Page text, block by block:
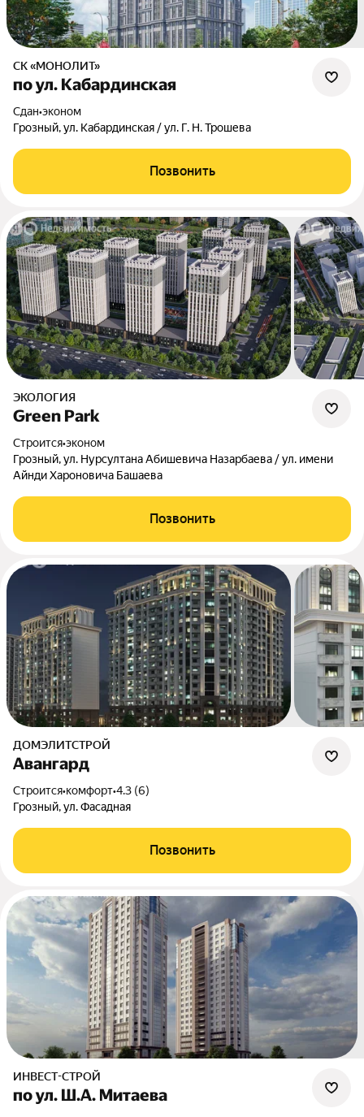
СК «МОНОЛИТ»
по ул. Кабардинская
Сдан•эконом
Грозный, ул. Кабардинская / ул. Г. Н. Трошева
Позвонить
ЭКОЛОГИЯ
Green Park
Строится•эконом
Грозный, ул. Нурсултана Абишевича Назарбаева / ул. имени
Айнди Хароновича Башаева
Позвонить
ДОМЭЛИТСТРОЙ
Авангард
Строится•комфорт•4.3 (6)
Грозный, ул. Фасадная
Позвонить
ИНВЕСТ-СТРОЙ
по ул. Ш.А. Митаева